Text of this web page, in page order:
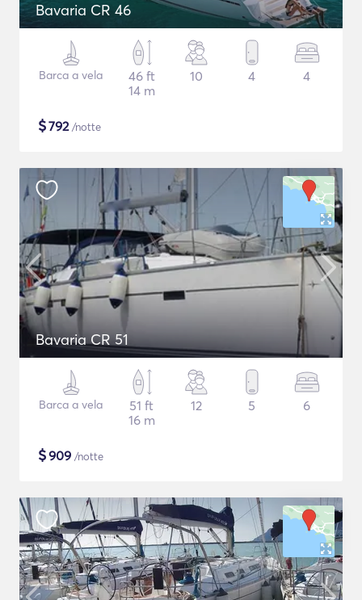
Bavaria CR 46
Barca a vela
46 ft
14 m
10 4 4
$792/notte
Bavaria CR 51
Barca a vela
51 ft
16 m
12 5 6
$909 /notte